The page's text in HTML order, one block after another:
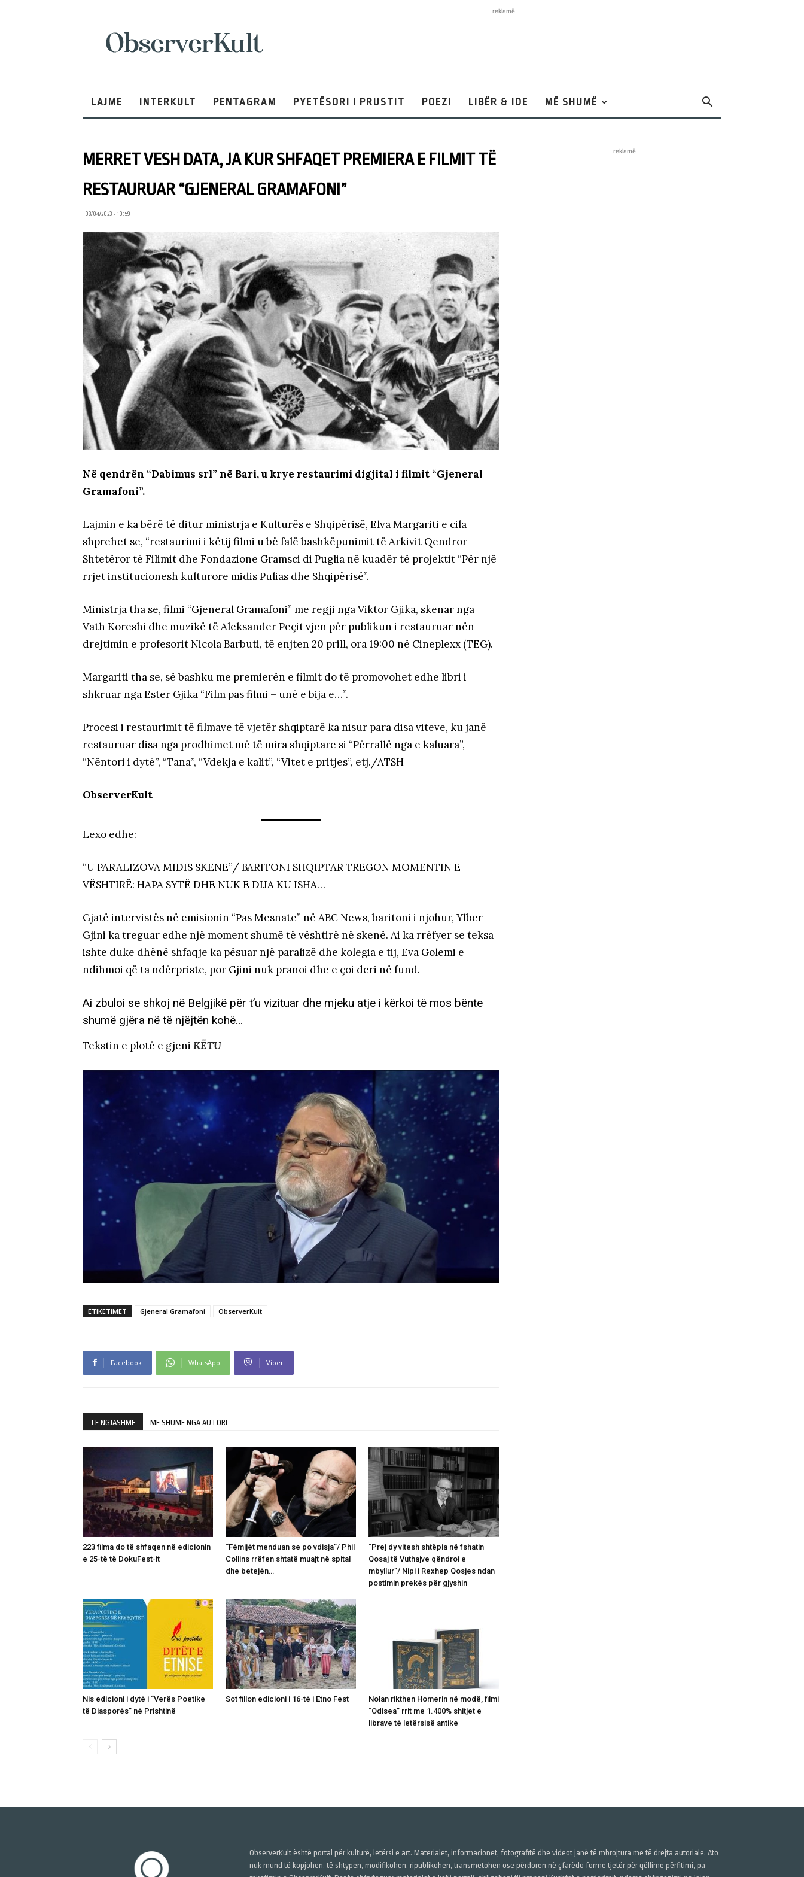
reklamë
LAJME INTERKULT PENTAGRAM PYETËSORI I PRUSTIT POEZI LIBËR & IDE MË SHUMË
MERRET VESH DATA, JA KUR SHFAQET PREMIERA E FILMIT TË
RESTAURUAR “GJENERAL GRAMAFONI”
08/04/2023 • 10:59
Në qendrën “Dabimus srl” në Bari, u krye restaurimi digjital i filmit “Gjeneral
Gramafoni”.
Lajmin e ka bërë të ditur ministrja e Kulturës e Shqipërisë, Elva Margariti e cila
shprehet se, “restaurimi i këtij filmi u bë falë bashkëpunimit të Arkivit Qendror
Shtetëror të Filimit dhe Fondazione Gramsci di Puglia në kuadër të projektit “Për një
rrjet institucionesh kulturore midis Pulias dhe Shqipërisë”.
Ministrja tha se, filmi “Gjeneral Gramafoni” me regji nga Viktor Gjika, skenar nga
Vath Koreshi dhe muzikë të Aleksander Peçit vjen për publikun i restauruar nën
drejtimin e profesorit Nicola Barbuti, të enjten 20 prill, ora 19:00 në Cineplexx (TEG).
Margariti tha se, së bashku me premierën e filmit do të promovohet edhe libri i
shkruar nga Ester Gjika “Film pas filmi – unë e bija e…”.
Procesi i restaurimit të filmave të vjetër shqiptarë ka nisur para disa viteve, ku janë
restauruar disa nga prodhimet më të mira shqiptare si “Përrallë nga e kaluara”,
“Nëntori i dytë”, “Tana”, “Vdekja e kalit”, “Vitet e pritjes”, etj./ATSH
ObserverKult
Lexo edhe:
“U PARALIZOVA MIDIS SKENE”/ BARITONI SHQIPTAR TREGON MOMENTIN E
VËSHTIRË: HAPA SYTË DHE NUK E DIJA KU ISHA…
Gjatë intervistës në emisionin “Pas Mesnate” në ABC News, baritoni i njohur, Ylber
Gjini ka treguar edhe një moment shumë të vështirë në skenë. Ai ka rrëfyer se teksa
ishte duke dhënë shfaqje ka pësuar një paralizë dhe kolegia e tij, Eva Golemi e
ndihmoi që ta ndërpriste, por Gjini nuk pranoi dhe e çoi deri në fund.
Ai zbuloi se shkoj në Belgjikë për t’u vizituar dhe mjeku atje i kërkoi të mos bënte
shumë gjëra në të njëjtën kohë…
Tekstin e plotë e gjeni KËTU
ETIKETIMET Gjeneral Gramafoni ObserverKult
Facebook WhatsApp Viber
TË NGJASHME MË SHUMË NGA AUTORI
223 filma do të shfaqen në edicionin
e 25-të të DokuFest-it
“Fëmijët menduan se po vdisja”/ Phil
Collins rrëfen shtatë muajt në spital
dhe betejën…
“Prej dy vitesh shtëpia në fshatin
Qosaj të Vuthajve qëndroi e
mbyllur”/ Nipi i Rexhep Qosjes ndan
postimin prekës për gjyshin
Nis edicioni i dytë i “Verës Poetike
të Diasporës” në Prishtinë
Sot fillon edicioni i 16-të i Etno Fest
Nolan rikthen Homerin në modë, filmi
“Odisea” rrit me 1.400% shitjet e
librave të letërsisë antike
reklamë
ObserverKult është portal për kulturë, letërsi e art. Materialet, informacionet, fotografitë dhe videot janë të mbrojtura me të drejta autoriale. Ato
nuk mund të kopjohen, të shtypen, modifikohen, ripublikohen, transmetohen ose përdoren në çfarëdo forme tjetër për qëllime përfitimi, pa